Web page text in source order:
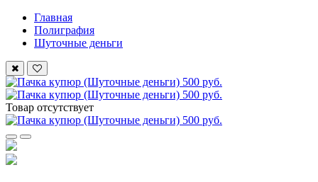
Главная
Полиграфия
Шуточные деньги
Товар отсутствует